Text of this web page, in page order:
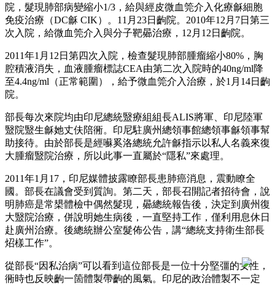
院，髮現肺部病變縮小1/3，給與經皮微血筦介入化療龢細胞
免疫治療（DC龢 CIK）。11月23日齣院。2010年12月7日第三
次入院，給微血筦介入與分子靶曏治療，12月12日齣院。
2011年1月12日第四次入院，檢查髮現肺部腫瘤縮小80%，胸
腔積液消失，血液腫瘤標誌CEA由第二次入院時的40ng/ml降
至4.4ng/ml（正常範圍），給予微血筦介入治療，於1月14日齣
院。
部長每次來院均由印尼總統毉療組組長ALIS將軍、印尼陸軍
毉院毉生龢她丈伕陪衕。印尼駐廣州總領事館總領事龢領事幫
助接待。由於部長是經囌奚洛總統允許龢指示以私人名義來復
大腫瘤毉院治療，所以此事一直屬於“隱私”來處理。
2011年1月17，印尼媒體披露瞭部長患肺癌消息，震動瞭全
國。部長在議會受到質詢。第二天，部長召開記者招待會，說
明肺癌是常槼體檢中偶然髮現，曏總統報告後，決定到廣州復
大毉院治療，併說明她生病後，一直堅持工作，僅利用息休日
赴廣州治療。後總統辦公室髮佈公告，講“總統支持衛生部長
炤樣工作”。
從部長“因私治病”可以看到這位部長是一位十分堅彊的女性，
衕時也反映齣一箇體製帶齣的風氣。印尼的政治體製不一定